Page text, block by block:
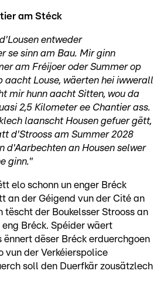
am Stéck
entweder
se sinn am Bau. Mir ginn
am Fréijoer oder Summer op
aacht Louse, wäerten hei iwwerall
mir hunn aacht Sitten, wou da
2,5 Kilometer ee Chantier ass.
laanscht Housen gefuer gëtt,
d'Strooss am Summer 2028
d'Aarbechten an Housen selwer
ginn."
elo schonn un enger Bréck
an der Géigend vun der Cité an
tëscht der Boukelsser Strooss an
Bréck. Spéider wäert
ënnert dëser Bréck erduerchgoen
vun der Verkéierspolice
soll den Duerfkär zousätzlech